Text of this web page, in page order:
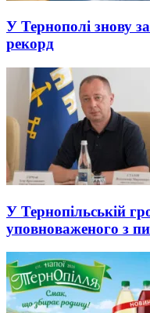
У Тернополі знову
рекорд
У Тернопільській
уповноваженого з